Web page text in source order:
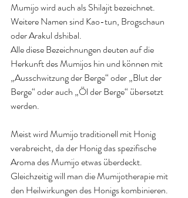
Mumijo wird auch als Shilajit bezeichnet.
Weitere Namen sind Kao-tun, Brogschaun
oder Arakul dshibal.
Alle diese Bezeichnungen deuten auf die
Herkunft des Mumijos hin und können mit
„Ausschwitzung der Berge“ oder „Blut der
Berge“ oder auch „Öl der Berge“ übersetzt
werden.
Meist wird Mumijo traditionell mit Honig
verabreicht, da der Honig das spezifische
Aroma des Mumijo etwas überdeckt.
Gleichzeitig will man die Mumijotherapie mit
den Heilwirkungen des Honigs kombinieren.